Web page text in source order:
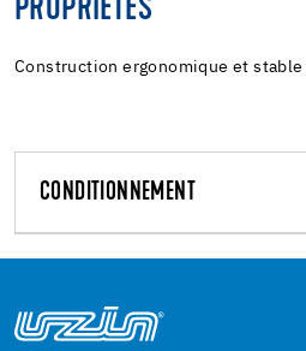
PROPRIÉTÉS
Construction ergonomique et stable
CONDITIONNEMENT